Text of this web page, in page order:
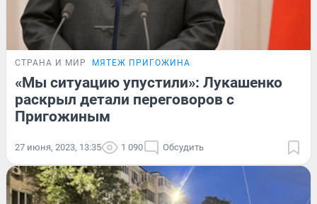
СТРАНА И МИР МЯТЕЖ ПРИГОЖИНА
«Мы ситуацию упустили»: Лукашенко
раскрыл детали переговоров с
Пригожиным
27 июня, 2023, 13:35 1 090 Обсудить